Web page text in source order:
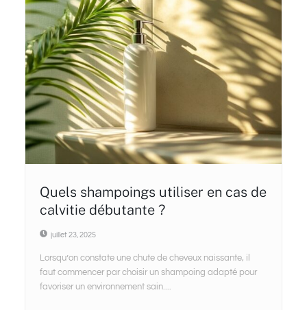
Quels shampoings utiliser en cas de
calvitie débutante ?
juillet 23, 2025
Lorsqu’on constate une chute de cheveux naissante, il
faut commencer par choisir un shampoing adapté pour
favoriser un environnement sain....